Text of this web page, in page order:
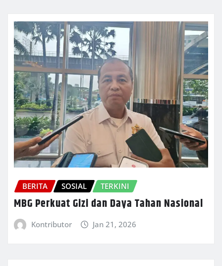
BERITA SOSIAL TERKINI
MBG Perkuat Gizi dan Daya Tahan Nasional
Kontributor Jan 21, 2026